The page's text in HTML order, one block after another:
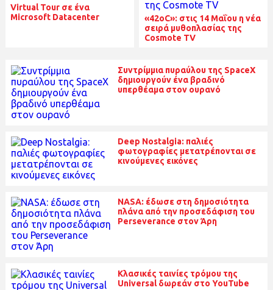
Virtual Tour σε ένα
Microsoft Datacenter
«42οC»: στις 14 Μαΐου η νέα
σειρά μυθοπλασίας της
Cosmote TV
Συντρίμμια πυραύλου της SpaceX
δημιουργούν ένα βραδινό
υπερθέαμα στον ουρανό
Deep Nostalgia: παλιές
φωτογραφίες μετατρέπονται σε
κινούμενες εικόνες
NASA: έδωσε στη δημοσιότητα
πλάνα από την προσεδάφιση του
Perseverance στον Άρη
Κλασικές ταινίες τρόμου της
Universal δωρεάν στο YouTube